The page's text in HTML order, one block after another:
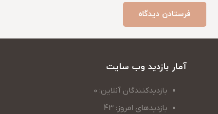
فرستادن دیدگاه
آمار بازدید وب سایت
بازدیدکنندگان آنلاین: 0
بازدیدهای امروز: 43